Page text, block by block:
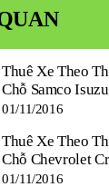
Thuê Xe Theo
Chỗ Samco
Nẵng
01/11/2016
Thuê Xe Theo
Chỗ Chevrolet
Đà Nẵng
01/11/2016